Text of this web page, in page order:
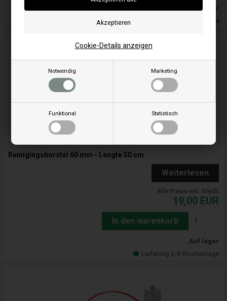
Notwendig Marketing
Funktional Statistisch
Cookie-Details anzeigen
Auf lager
Lieferung 2-4 Wochentage
Reinigingsborstel 60 mm - Lengte 50 cm
Weiterlesen
Alle Preise inkl. MwSt
19,00 EUR
In den warenkorb
Auf lager
Lieferung 2-4 Wochentage